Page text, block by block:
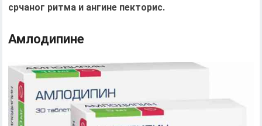
срчаног ритма и ангине пекторис.
Амлодипине